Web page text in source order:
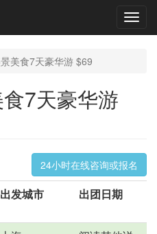
美食7天豪华游 $69
7天豪华游
24小时在线咨询或报名
出发城市 出团日期